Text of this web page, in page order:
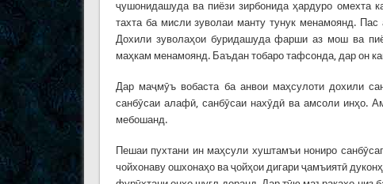
ҷушонидашуда ва пиёзи зирбонида ҳардуро омехта
тахта ба мисли зуволаи манту тунук менамоянд.
Дохили зуволаҳои буридашуда фарши аз мош ва
маҳкам менамоянд. Баъдан тобаро тафсонда, дар он
Дар маҷмӯъ вобаста ба анвои маҳсулоти дохили
санбӯсаи алафӣ, санбӯсаи нахӯдӣ ва амсоли инҳо.
мебошанд.
Пешаи пухтани ин маҳсули хуштамъи нониро
чойхонаву ошхонаҳо ва ҷойҳои дигари ҷамъиятӣ